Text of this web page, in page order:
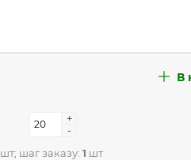
В
+
-
+
-
шт; шаг заказу: 1 шт